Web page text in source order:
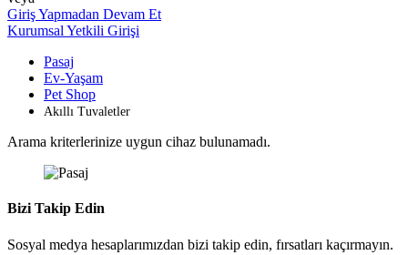
Giriş Yapmadan Devam Et
Kurumsal Yetkili Girişi
Pasaj
Ev-Yaşam
Pet Shop
Akıllı Tuvaletler
Arama kriterlerinize uygun cihaz bulunamadı.
Bizi Takip Edin
Sosyal medya hesaplarımızdan bizi takip edin, fırsatları kaçırmayın.